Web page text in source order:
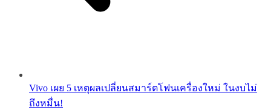
Vivo เผย 5 เหตุผลเปลี่ยนสมาร์ตโฟนเครื่องใหม่ ในงบไม่
ถึงหมื่น!